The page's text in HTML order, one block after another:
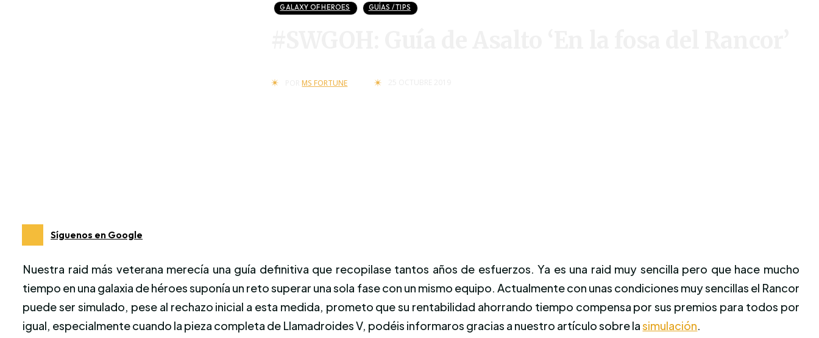
GALAXY OF HEROES GUÍAS / TIPS
MS FORTUNE
Síguenos en Google
Nuestra raid más veterana merecía una guía definitiva que recopilase tantos años de esfuerzos. Ya es una raid muy sencilla pero que hace mucho
tiempo en una galaxia de héroes suponía un reto superar una sola fase con un mismo equipo. Actualmente con unas condiciones muy sencillas el Rancor
puede ser simulado, pese al rechazo inicial a esta medida, prometo que su rentabilidad ahorrando tiempo compensa por sus premios para todos por
igual, especialmente cuando la pieza completa de Llamadroides V, podéis informaros gracias a nuestro artículo sobre lasimulación.